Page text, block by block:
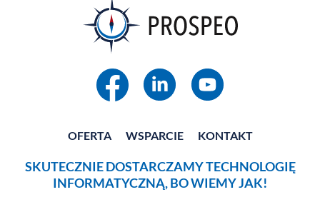
OFERTA WSPARCIE KONTAKT
SKUTECZNIE DOSTARCZAMY TECHNOLOGIĘ
INFORMATYCZNĄ, BO WIEMY JAK!